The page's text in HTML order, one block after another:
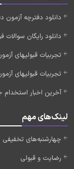
دانلود دفترچه آزمون
دانلود رایگان سوالات
تجربیات قبولیهای
تجربیات قبولیهای
آخرین اخبار استخدام جمعیت
لینک‌های مهم
چهارشنبه‌های تخفیفی
رضایت و قبولی